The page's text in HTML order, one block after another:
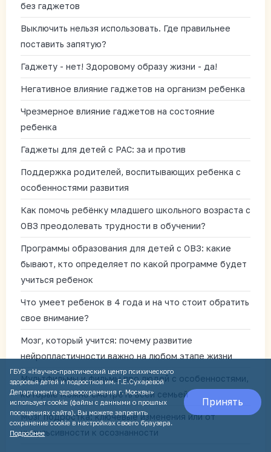
без гаджетов
Выключить нельзя использовать. Где правильнее
поставить запятую?
Гаджету - нет! Здоровому образу жизни - да!
Негативное влияние гаджетов на организм ребенка
Чрезмерное влияние гаджетов на состояние
ребенка
Гаджеты для детей с РАС: за и против
Поддержка родителей, воспитывающих ребенка с
особенностями развития
Как помочь ребёнку младшего школьного возраста с
ОВЗ преодолевать трудности в обучении?
Программы образования для детей с ОВЗ: какие
бывают, кто определяет по какой программе будет
учиться ребенок
Что умеет ребенок в 4 года и на что стоит обратить
свое внимание?
Мозг, который учится: почему развитие
нейропластичности важно на любом этапе жизни
Мультфильмы и фильмы про людей с особенностями,
которые можно смотреть всей семьей
Мозг подростка: ключевые изменения или от
импульсивности к осознанности
ГБУЗ «Научно-практический центр психического
здоровья детей и подростков им. Г.Е.Сухаревой
Департамента здравоохранения г. Москвы»
использует cookie (файлы с данными о прошлых
посещениях сайта). Вы можете запретить
сохранение cookie в настройках своего браузера.
Подробнее
Принять